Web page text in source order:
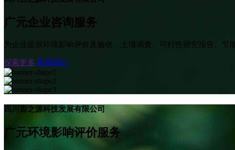
广元企业咨询服务
为企业提供环境影响评价及验收、土壤调查、可行性研究报告、
探索更多 联系我们
四川吉之源科技发展有限公司
广元环境影响评价服务